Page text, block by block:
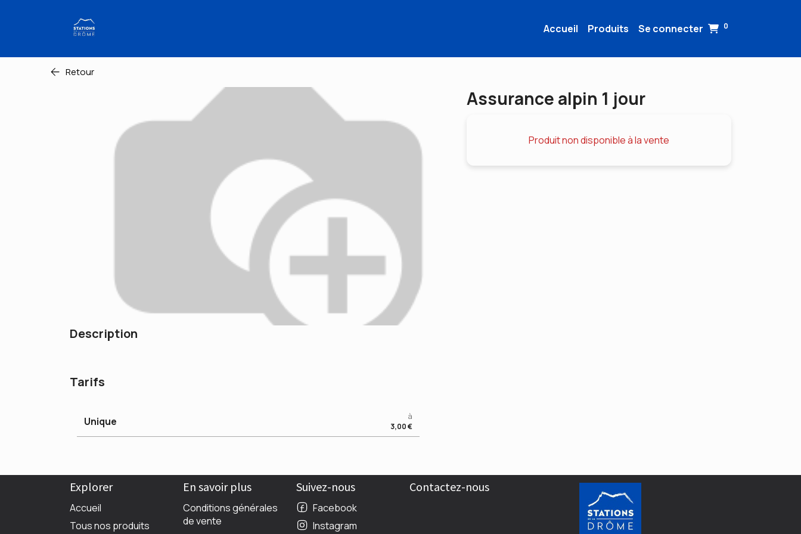
Accueil Produits Se connecter 0
Retour
Description
Tarifs
Unique
à
3,00 €
Assurance alpin 1 jour
Produit non disponible à la vente
Explorer
Accueil
Tous nos produits
En savoir plus
Conditions générales
de vente
Suivez-nous
Facebook
Instagram
Contactez-nous